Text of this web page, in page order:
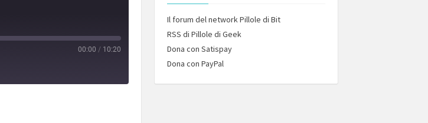
00:00 / 10:20
Il forum del network Pillole di Bit
RSS di Pillole di Geek
Dona con Satispay
Dona con PayPal